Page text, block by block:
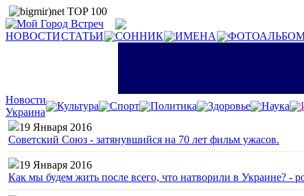
НОВОСТИСТАТЬИ СОННИК ИМЕНА
Новости
Украина
Культура Спорт Политика Здоровье Наука
19 Января 2016
Советский Союз - затянувшийся на 70 лет фильм ужасов.
19 Января 2016
Как мы будем жить после всего, что натворили в Украине? -